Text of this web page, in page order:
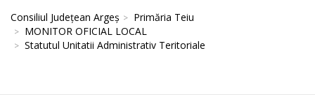
Consiliul Județean Argeș
Primăria Teiu
MONITOR OFICIAL LOCAL
Statutul Unitatii Administrativ Teritoriale